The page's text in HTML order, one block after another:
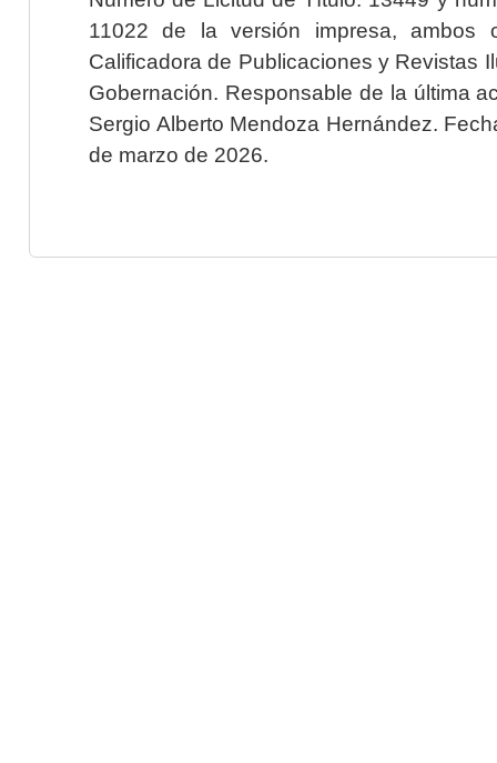
11022 de la versión impresa, ambos
Calificadora de Publicaciones y Revistas
Gobernación. Responsable de la última
Sergio Alberto Mendoza Hernández.
de marzo de 2026.